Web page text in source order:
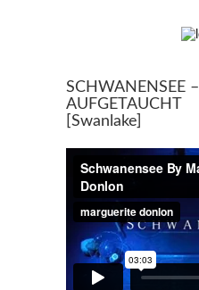
SCHWANENSEE –
AUFGETAUCHT
[Swanlake]